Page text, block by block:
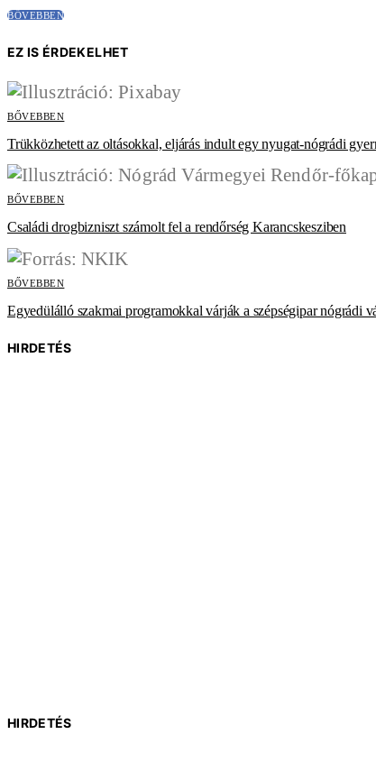
BŐVEBBEN
EZ IS ÉRDEKELHET
BŐVEBBEN
Trükközhetett az oltásokkal, eljárás indult egy nyugat-nógrádi
BŐVEBBEN
Családi drogbizniszt számolt fel a rendőrség Karancskesziben
BŐVEBBEN
Egyedülálló szakmai programokkal várják a szépségipar nógrádi
HIRDETÉS
HIRDETÉS